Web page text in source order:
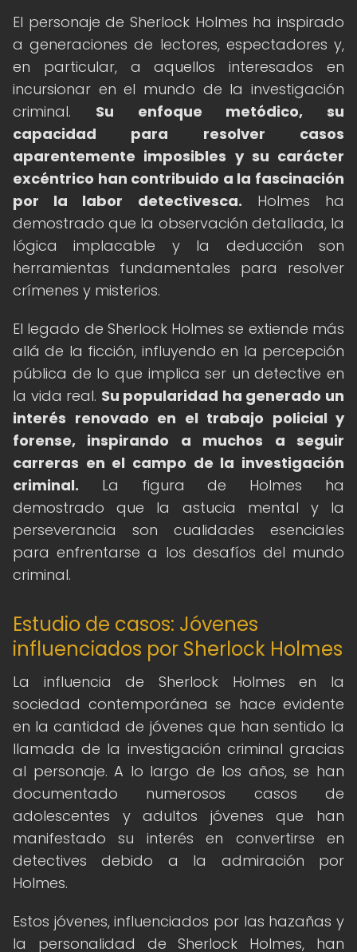
El personaje de Sherlock Holmes ha inspirado
a generaciones de lectores, espectadores y,
en particular, a aquellos interesados en
incursionar en el mundo de la investigación
criminal. Su enfoque metódico, su
capacidad para resolver casos
aparentemente imposibles y su carácter
excéntrico han contribuido a la fascinación
por la labor detectivesca. Holmes ha
demostrado que la observación detallada, la
lógica implacable y la deducción son
herramientas fundamentales para resolver
crímenes y misterios.
El legado de Sherlock Holmes se extiende más
allá de la ficción, influyendo en la percepción
pública de lo que implica ser un detective en
la vida real. Su popularidad ha generado un
interés renovado en el trabajo policial y
forense, inspirando a muchos a seguir
carreras en el campo de la investigación
criminal. La figura de Holmes ha
demostrado que la astucia mental y la
perseverancia son cualidades esenciales
para enfrentarse a los desafíos del mundo
criminal.
Estudio de casos: Jóvenes
influenciados por Sherlock Holmes
La influencia de Sherlock Holmes en la
sociedad contemporánea se hace evidente
en la cantidad de jóvenes que han sentido la
llamada de la investigación criminal gracias
al personaje. A lo largo de los años, se han
documentado numerosos casos de
adolescentes y adultos jóvenes que han
manifestado su interés en convertirse en
detectives debido a la admiración por
Holmes.
Estos jóvenes, influenciados por las hazañas y
la personalidad de Sherlock Holmes, han